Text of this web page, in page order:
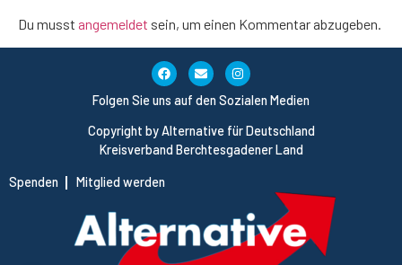
Du musst angemeldet sein, um einen Kommentar abzugeben.
Copyright by Alternative für Deutschland
Kreisverband Berchtesgadener Land
Spenden Mitglied werden
Folgen Sie uns auf den Sozialen Medien